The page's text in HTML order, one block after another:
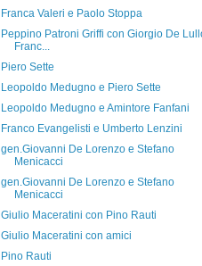
Franca Valeri e Paolo Stoppa
Peppino Patroni Griffi con Giorgio De
Franc...
Piero Sette
Leopoldo Medugno e Piero Sette
Leopoldo Medugno e Amintore Fanfani
Franco Evangelisti e Umberto Lenzini
gen.Giovanni De Lorenzo e Stefano
Menicacci
gen.Giovanni De Lorenzo e Stefano
Menicacci
Giulio Maceratini con Pino Rauti
Giulio Maceratini con amici
Pino Rauti